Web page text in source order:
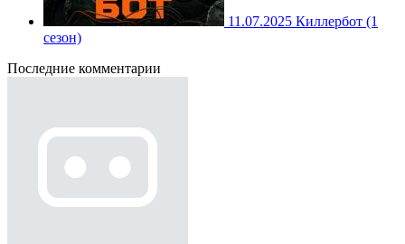
11.07.2025 Киллербот (1
сезон)
Последние комментарии